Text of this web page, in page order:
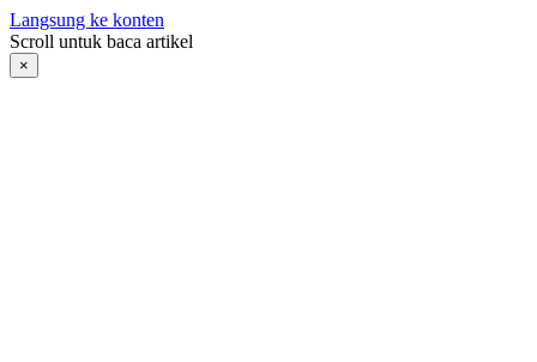
Langsung ke konten
Scroll untuk baca artikel
×